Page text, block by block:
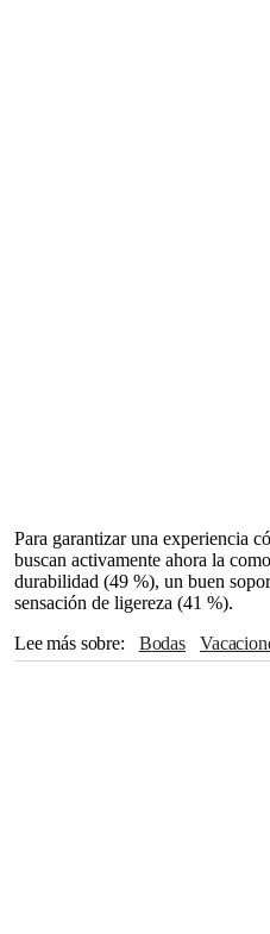
Para garantizar una experiencia
buscan activamente ahora la
durabilidad (49 %), un buen
sensación de ligereza (41 %).
Lee más sobre
Bodas